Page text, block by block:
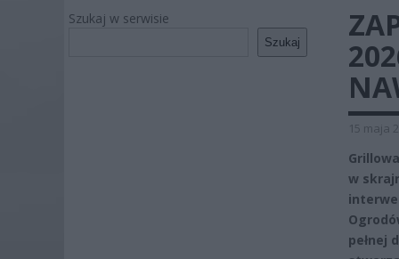
Szukaj w serwisie
Szukaj
15 maja
w
pełnej